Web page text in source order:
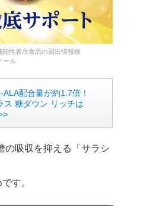
5-ALAとは？
性表示食品の届出情報検
ール
ALA配合量が約1.7倍！
ス 糖ダウン リッチは
の吸収を抑える「サラシ
す。